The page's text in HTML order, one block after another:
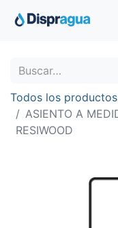
Todos los productos
ASIENTO A
RESIWOOD